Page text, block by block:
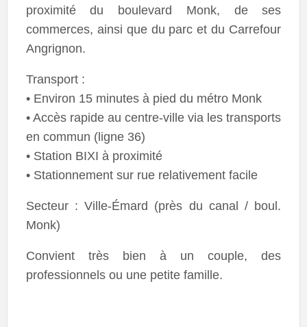
proximité du boulevard Monk, de ses
commerces, ainsi que du parc et du Carrefour
Angrignon.
Transport :
• Environ 15 minutes à pied du métro Monk
• Accès rapide au centre-ville via les transports
en commun (ligne 36)
• Station BIXI à proximité
• Stationnement sur rue relativement facile
Secteur : Ville-Émard (près du canal / boul.
Monk)
Convient très bien à un couple, des
professionnels ou une petite famille.